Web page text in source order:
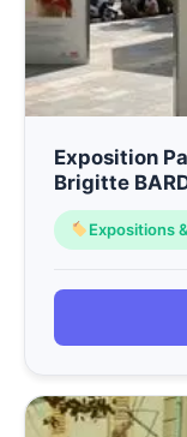
Exposition
Brigitte
Expositions